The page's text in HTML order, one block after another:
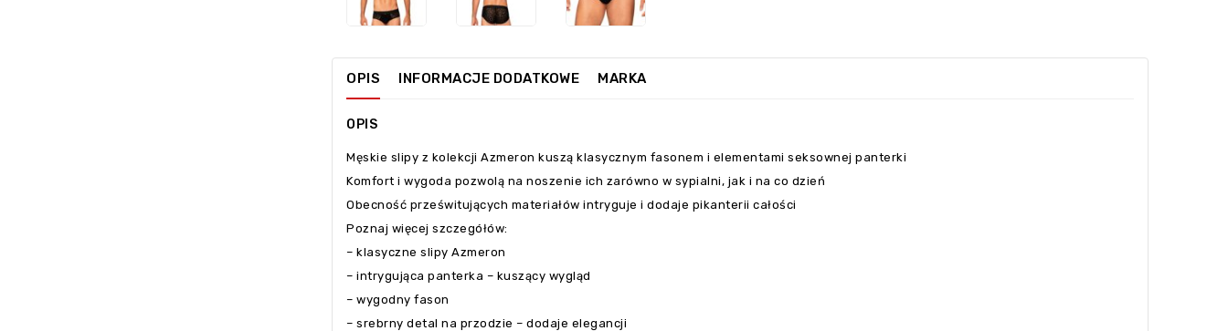
OPIS INFORMACJE DODATKOWE MARKA
OPIS
Męskie slipy z kolekcji Azmeron kuszą klasycznym fasonem i elementami seksownej panterki
Komfort i wygoda pozwolą na noszenie ich zarówno w sypialni, jak i na co dzień
Obecność prześwitujących materiałów intryguje i dodaje pikanterii całości
Poznaj więcej szczegółów:
– klasyczne slipy Azmeron
– intrygująca panterka – kuszący wygląd
– wygodny fason
– srebrny detal na przodzie – dodaje elegancji